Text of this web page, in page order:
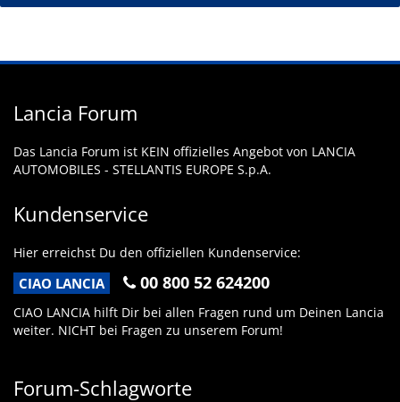
Lancia Forum
Das Lancia Forum ist KEIN offizielles Angebot von LANCIA
AUTOMOBILES - STELLANTIS EUROPE S.p.A.
Kundenservice
Hier erreichst Du den offiziellen Kundenservice:
CIAO LANCIA 00 800 52 624200
CIAO LANCIA hilft Dir bei allen Fragen rund um Deinen Lancia
weiter. NICHT bei Fragen zu unserem Forum!
Forum-Schlagworte